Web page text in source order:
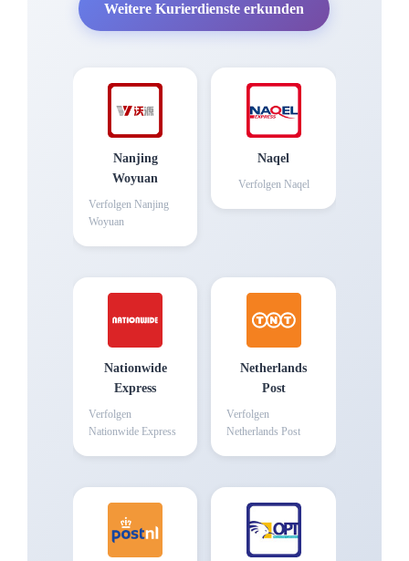
Weitere Kurierdienste erkunden
Nanjing
Woyuan
Verfolgen Nanjing
Woyuan
Naqel
Verfolgen Naqel
Nationwide
Express
Verfolgen
Nationwide Express
Netherlands
Post
Verfolgen
Netherlands Post